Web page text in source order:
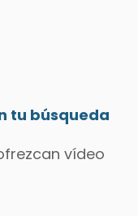
tu búsqueda
vídeo